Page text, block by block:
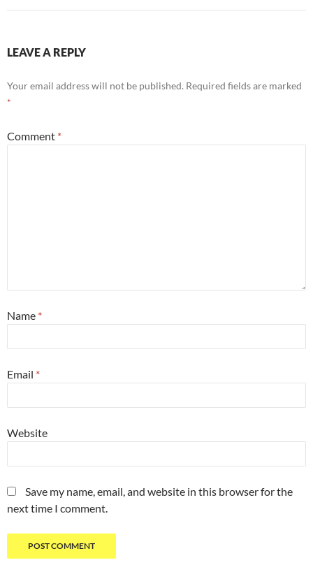
LEAVE A REPLY
Your email address will not be published. Required fields are marked
*
Comment *
Name *
Email *
Website
Save my name, email, and website in this browser for the
next time I comment.